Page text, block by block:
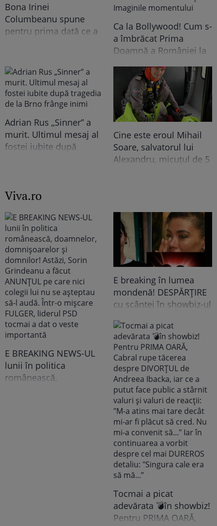
Bona Irinei
Columbeanu spune
pentru prima dată ce a
niciodată la TV: ”Eu am
cunoscut o altă latură a
relației lor. În casă era o
atmosferă..."
Ca la Bollywood! Cum s-
a îmbrăcat Prima
Doamnă a României la
Indiei la București.
Niciodată nu a fost atât
de îndrăzneață!
Imaginile momentului
Adrian Rus „Sinner” a
murit. Ultimul mesaj al
fostei iubite după
Cine este eroul Mihail
Soare, salvatorul lui
Alexandru, micuțul de 5
Viva.ro
E BREAKING NEWS-UL
lunii în politica
românească,
E breaking în lumea
mondenă! DESPĂRȚIRE
cu scântei în showbiz-ul
noastră vedetă a
recunoscut TOT, dar
tooot: „Mă abțin să nu-i
scriu. Am făcut
scandal!” Ce s-a
întâmplat e...
Tocmai a picat
adevărata 💣în showbiz!
Pentru PRIMA OARĂ,